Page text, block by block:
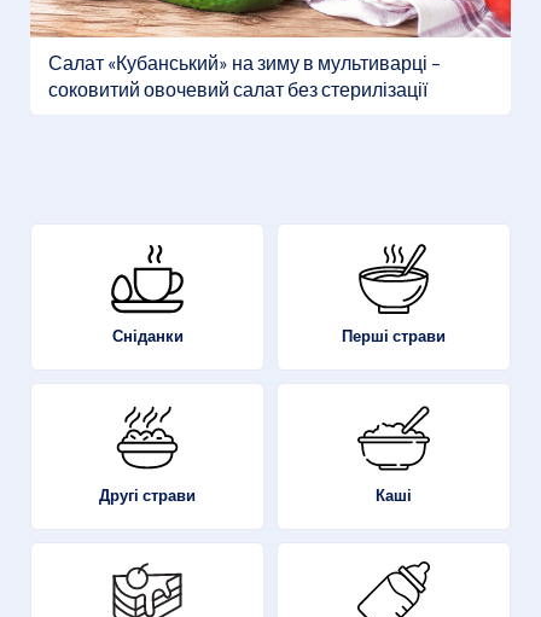
Салат «Кубанський» на зиму в мультиварці –
соковитий овочевий салат без стерилізації
Сніданки Перші страви
Другі страви Каші